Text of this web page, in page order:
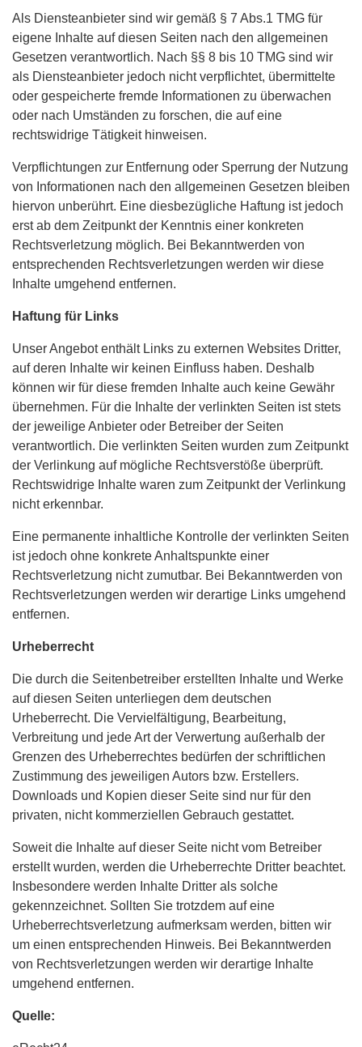
Als Diensteanbieter sind wir gemäß § 7 Abs.1 TMG für
eigene Inhalte auf diesen Seiten nach den allgemeinen
Gesetzen verantwortlich. Nach §§ 8 bis 10 TMG sind wir
als Diensteanbieter jedoch nicht verpflichtet, übermittelte
oder gespeicherte fremde Informationen zu überwachen
oder nach Umständen zu forschen, die auf eine
rechtswidrige Tätigkeit hinweisen.
Verpflichtungen zur Entfernung oder Sperrung der Nutzung
von Informationen nach den allgemeinen Gesetzen bleiben
hiervon unberührt. Eine diesbezügliche Haftung ist jedoch
erst ab dem Zeitpunkt der Kenntnis einer konkreten
Rechtsverletzung möglich. Bei Bekanntwerden von
entsprechenden Rechtsverletzungen werden wir diese
Inhalte umgehend entfernen.
Haftung für Links
Unser Angebot enthält Links zu externen Websites Dritter,
auf deren Inhalte wir keinen Einfluss haben. Deshalb
können wir für diese fremden Inhalte auch keine Gewähr
übernehmen. Für die Inhalte der verlinkten Seiten ist stets
der jeweilige Anbieter oder Betreiber der Seiten
verantwortlich. Die verlinkten Seiten wurden zum Zeitpunkt
der Verlinkung auf mögliche Rechtsverstöße überprüft.
Rechtswidrige Inhalte waren zum Zeitpunkt der Verlinkung
nicht erkennbar.
Eine permanente inhaltliche Kontrolle der verlinkten Seiten
ist jedoch ohne konkrete Anhaltspunkte einer
Rechtsverletzung nicht zumutbar. Bei Bekanntwerden von
Rechtsverletzungen werden wir derartige Links umgehend
entfernen.
Urheberrecht
Die durch die Seitenbetreiber erstellten Inhalte und Werke
auf diesen Seiten unterliegen dem deutschen
Urheberrecht. Die Vervielfältigung, Bearbeitung,
Verbreitung und jede Art der Verwertung außerhalb der
Grenzen des Urheberrechtes bedürfen der schriftlichen
Zustimmung des jeweiligen Autors bzw. Erstellers.
Downloads und Kopien dieser Seite sind nur für den
privaten, nicht kommerziellen Gebrauch gestattet.
Soweit die Inhalte auf dieser Seite nicht vom Betreiber
erstellt wurden, werden die Urheberrechte Dritter beachtet.
Insbesondere werden Inhalte Dritter als solche
gekennzeichnet. Sollten Sie trotzdem auf eine
Urheberrechtsverletzung aufmerksam werden, bitten wir
um einen entsprechenden Hinweis. Bei Bekanntwerden
von Rechtsverletzungen werden wir derartige Inhalte
umgehend entfernen.
Quelle: